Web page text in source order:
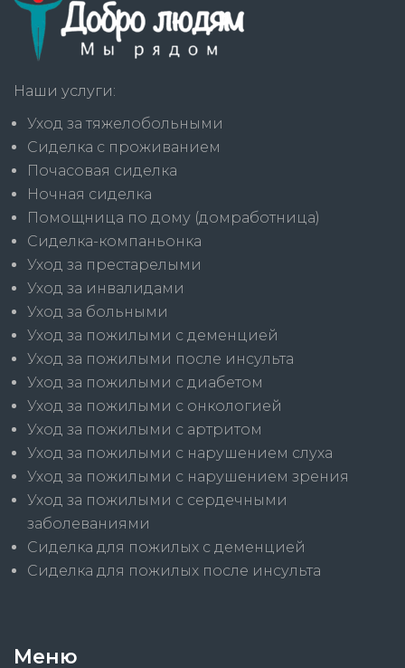
Наши услуги:
Уход за тяжелобольными
Сиделка с проживанием
Почасовая сиделка
Ночная сиделка
Помощница по дому (домработница)
Сиделка-компаньонка
Уход за престарелыми
Уход за инвалидами
Уход за больными
Уход за пожилыми с деменцией
Уход за пожилыми после инсульта
Уход за пожилыми с диабетом
Уход за пожилыми с онкологией
Уход за пожилыми с артритом
Уход за пожилыми с нарушением слуха
Уход за пожилыми с нарушением зрения
Уход за пожилыми с сердечными
заболеваниями
Сиделка для пожилых с деменцией
Сиделка для пожилых после инсульта
Меню